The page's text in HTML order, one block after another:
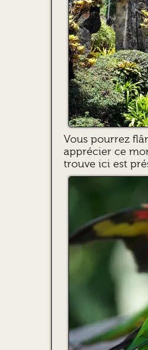
Vous pourrez
apprécier ce
trouve ici est